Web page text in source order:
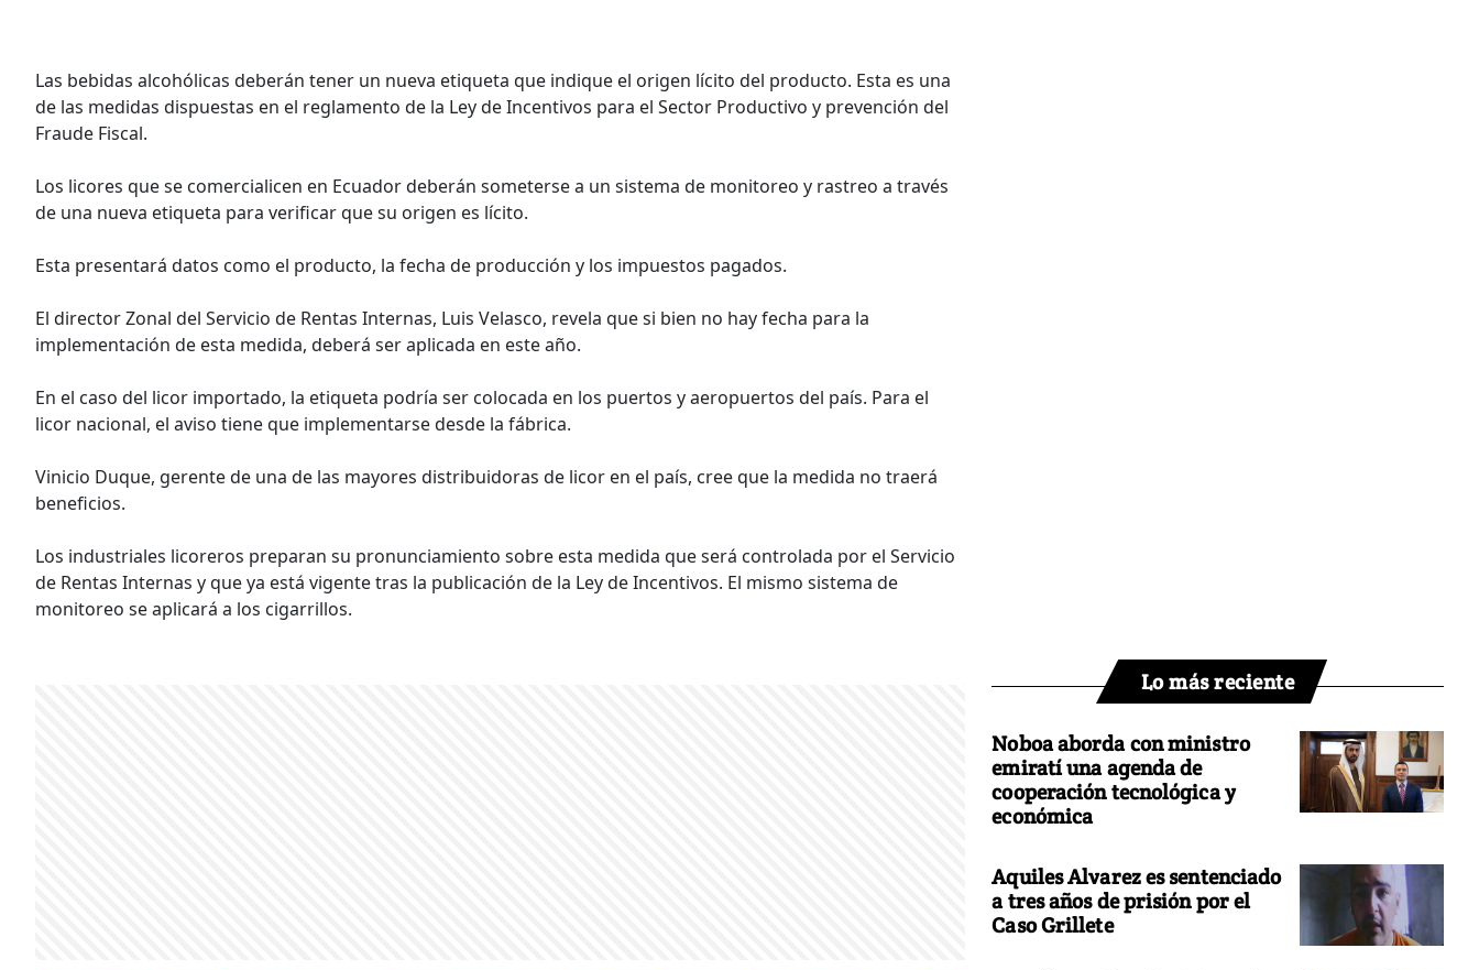
Las bebidas alcohólicas deberán tener un nueva etiqueta que indique el origen lícito del producto. Esta es una
de las medidas dispuestas en el reglamento de la Ley de Incentivos para el Sector Productivo y prevención del
Fraude Fiscal.
Los licores que se comercialicen en Ecuador deberán someterse a un sistema de monitoreo y rastreo a través
de una nueva etiqueta para verificar que su origen es lícito.
Esta presentará datos como el producto, la fecha de producción y los impuestos pagados.
El director Zonal del Servicio de Rentas Internas, Luis Velasco, revela que si bien no hay fecha para la
implementación de esta medida, deberá ser aplicada en este año.
En el caso del licor importado, la etiqueta podría ser colocada en los puertos y aeropuertos del país. Para el
licor nacional, el aviso tiene que implementarse desde la fábrica.
Vinicio Duque, gerente de una de las mayores distribuidoras de licor en el país, cree que la medida no traerá
beneficios.
Los industriales licoreros preparan su pronunciamiento sobre esta medida que será controlada por el Servicio
de Rentas Internas y que ya está vigente tras la publicación de la Ley de Incentivos. El mismo sistema de
monitoreo se aplicará a los cigarrillos.
Lo más reciente
Noboa aborda con ministro
emiratí una agenda de
cooperación tecnológica y
económica
Aquiles Alvarez es sentenciado
a tres años de prisión por el
Caso Grillete